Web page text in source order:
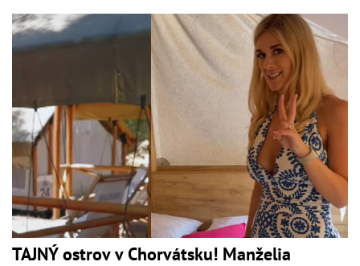
TAJNÝ ostrov v Chorvátsku! Manželia